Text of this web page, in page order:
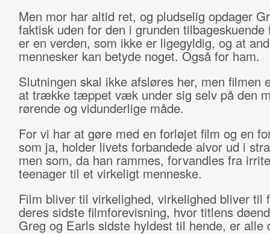
Men mor har altid ret, og pludselig opdager
faktisk uden for den i grunden tilbageskuende
er en verden, som ikke er ligegyldig, og at
mennesker kan betyde noget. Også for ham.
Slutningen skal ikke afsløres her, men filmen
at trække tæppet væk under sig selv på den
rørende og vidunderlige måde.
For vi har at gøre med en forløjet film og en
som ja, holder livets forbandede alvor ud i
men som, da han rammes, forvandles fra
teenager til et virkeligt menneske.
Film bliver til virkelighed, virkelighed bliver til
deres sidste filmforevisning, hvor titlens
Greg og Earls sidste hyldest til hende, er alle